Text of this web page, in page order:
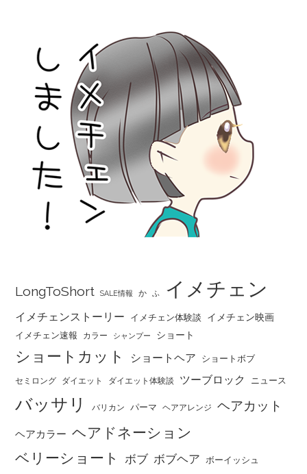
LongToShort SALE情報 か ふ イメチェン
イメチェンストーリー イメチェン体験談 イメチェン映画
イメチェン速報 カラー シャンプー ショート
ショートカット ショートヘア ショートボブ
セミロング ダイエット ダイエット体験談 ツーブロック ニュース
バッサリ バリカン パーマ ヘアアレンジ ヘアカット
ヘアカラー ヘアドネーション
ベリーショート
ボブ ボブヘア ボーイッシュ